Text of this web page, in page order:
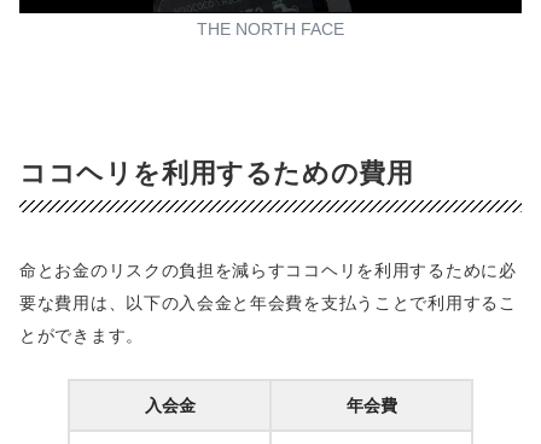
THE NORTH FACE
ココヘリを利用するための費用
命とお金のリスクの負担を減らすココヘリを利用するために必
要な費用は、以下の入会金と年会費を支払うことで利用するこ
とができます。
入会金 年会費